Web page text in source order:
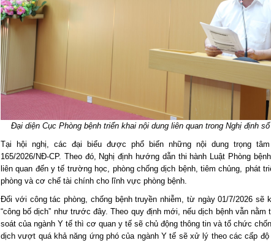
Đại diện Cục Phòng bệnh triển khai nội dung liên quan trong Nghị định
Tại hội nghị, các đại biểu được phổ biến những nội dung trọng
165/2026/NĐ-CP. Theo đó, Nghị định hướng dẫn thi hành Luật Phòng
liên quan đến y tế trường học, phòng chống dịch bệnh, tiêm chủng, phát
phòng và cơ chế tài chính cho lĩnh vực phòng bệnh.
Đối với công tác phòng, chống bệnh truyền nhiễm, từ ngày 01/7/2026 sẽ
“công bố dịch” như trước đây. Theo quy định mới, nếu dịch bệnh vẫn nằm
soát của ngành Y tế thì cơ quan y tế sẽ chủ động thông tin và tổ chức
dịch vượt quá khả năng ứng phó của ngành Y tế sẽ xử lý theo các cấp độ